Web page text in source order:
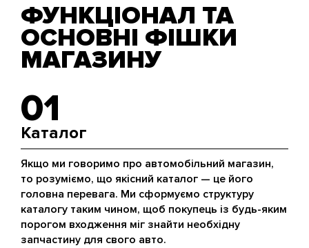
ФУНКЦІОНАЛ ТА
ОСНОВНІ ФІШКИ
МАГАЗИНУ
01
Каталог
Якщо ми говоримо про автомобільний магазин,
то розуміємо, що якісний каталог — це його
головна перевага. Ми сформуємо структуру
каталогу таким чином, щоб покупець із будь-яким
порогом входження міг знайти необхідну
запчастину для свого авто.